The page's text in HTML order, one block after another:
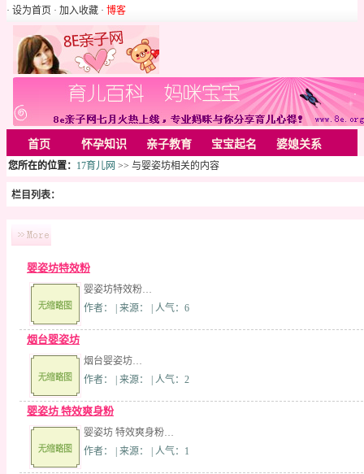
· 设为首页 · 加入收藏 · 博客
首页 怀孕知识 亲子教育 宝宝起名 婆媳关系
母婴用品 胎教音乐 婚姻家庭
美容化装
您所在的位置： 17育儿网 >> 与婴姿坊相关的内容
栏目列表：
婴姿坊特效粉
婴姿坊特效粉…
作者： | 来源： | 人气：6
烟台婴姿坊
烟台婴姿坊…
作者： | 来源： | 人气：2
婴姿坊 特效爽身粉
婴姿坊 特效爽身粉…
作者： | 来源： | 人气：1